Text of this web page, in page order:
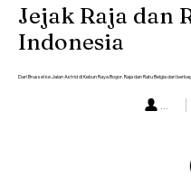
Jejak Raja dan
Indonesia
Dari Brussel ke Jalan Astrid di Kebun Raya Bogor. Raja dan Ratu Belgia dari
...